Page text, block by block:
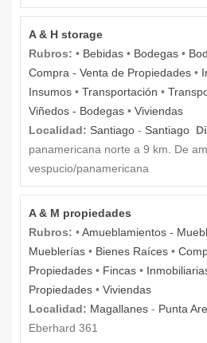
A & H storage
Rubros: • Bebidas • Bodegas •
Compra - Venta de Propiedades •
Insumos • Transportación •
Viñedos - Bodegas • Viviendas
Localidad: Santiago - Santiago
panamericana norte a 9 km. De
vespucio/panamericana
A & M propiedades
Rubros: •Amueblamientos -
Mueblerías • Bienes Raíces •
Propiedades • Fincas •
Propiedades • Viviendas
Localidad: Magallanes - Punta
Eberhard 361